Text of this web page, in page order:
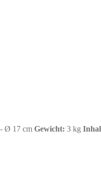
Ø 17 cm Gewicht: 3 kg